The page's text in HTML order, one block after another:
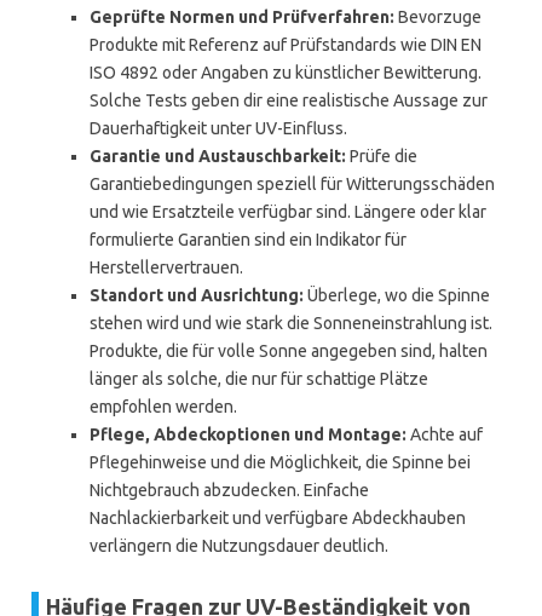
Geprüfte Normen und Prüfverfahren: Bevorzuge
Produkte mit Referenz auf Prüfstandards wie DIN EN
ISO 4892 oder Angaben zu künstlicher Bewitterung.
Solche Tests geben dir eine realistische Aussage zur
Dauerhaftigkeit unter UV-Einfluss.
Garantie und Austauschbarkeit: Prüfe die
Garantiebedingungen speziell für Witterungsschäden
und wie Ersatzteile verfügbar sind. Längere oder klar
formulierte Garantien sind ein Indikator für
Herstellervertrauen.
Standort und Ausrichtung: Überlege, wo die Spinne
stehen wird und wie stark die Sonneneinstrahlung ist.
Produkte, die für volle Sonne angegeben sind, halten
länger als solche, die nur für schattige Plätze
empfohlen werden.
Pflege, Abdeckoptionen und Montage: Achte auf
Pflegehinweise und die Möglichkeit, die Spinne bei
Nichtgebrauch abzudecken. Einfache
Nachlackierbarkeit und verfügbare Abdeckhauben
verlängern die Nutzungsdauer deutlich.
Häufige Fragen zur UV-Beständigkeit von